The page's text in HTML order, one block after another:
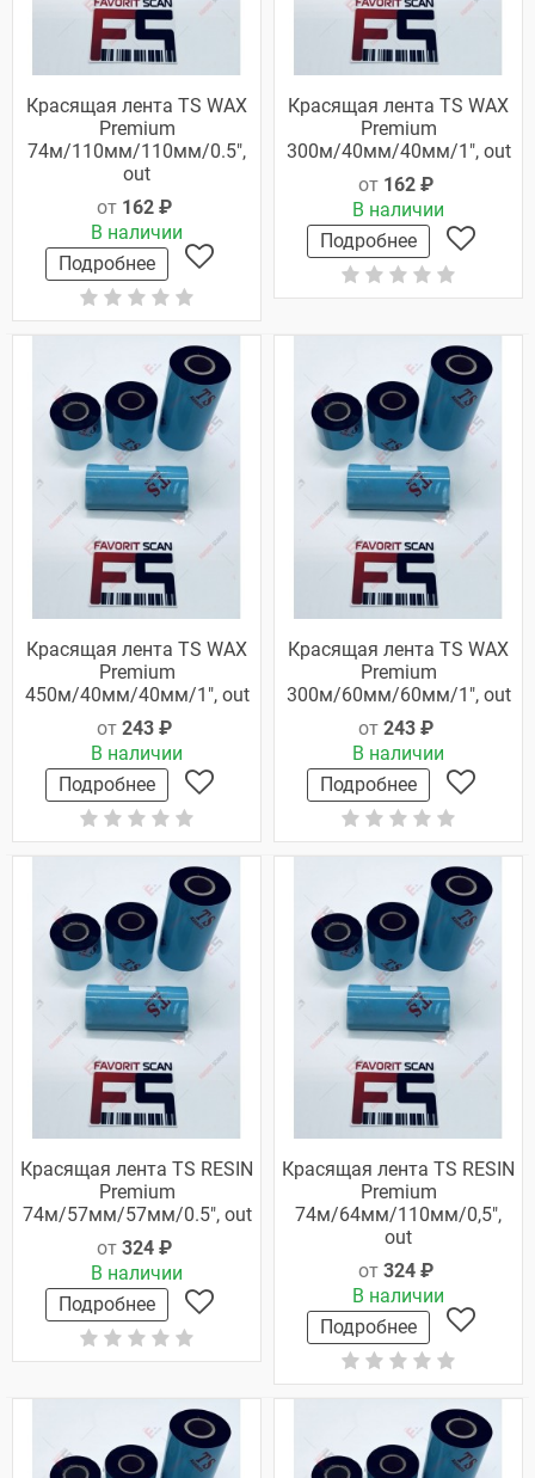
Красящая лента TS WAX
Premium
74м/110мм/110мм/0.5",
out
от 162 ₽
В наличии
Подробнее
Красящая лента TS WAX
Premium
300м/40мм/40мм/1", out
от 162 ₽
В наличии
Подробнее
Красящая лента TS WAX
Premium
450м/40мм/40мм/1", out
от 243 ₽
В наличии
Подробнее
Красящая лента TS WAX
Premium
300м/60мм/60мм/1", out
от 243 ₽
В наличии
Подробнее
Красящая лента TS RESIN
Premium
74м/57мм/57мм/0.5", out
от 324 ₽
В наличии
Подробнее
Красящая лента TS RESIN
Premium
74м/64мм/110мм/0,5",
out
от 324 ₽
В наличии
Подробнее